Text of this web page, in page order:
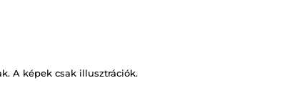
A képek csak illusztrációk.